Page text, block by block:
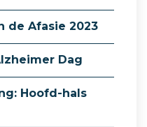
de Afasie 2023
Dag
Hoofd-hals